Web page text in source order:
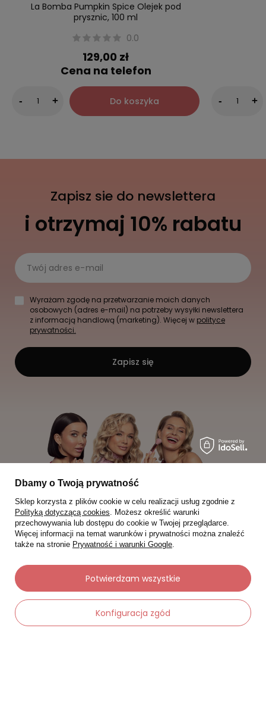
La Bomba Pumpkin Spice Olejek pod
prysznic, 100 ml
0.0
129,00 zł
Cena na telefon
- + Do koszyka - +
Zapisz sie do newslettera
i otrzymaj 10% rabatu
Twój adres e-mail
Wyrażam zgodę na przetwarzanie moich danych
osobowych (adres e-mail) na potrzeby wysyłki newslettera
z informacją handlową (marketing). Więcej w polityce
prywatności.
Zapisz się
Moje zamówienia
Status zamówienia
Śledzenie przesyłki
Dbamy o Twoją prywatność
Sklep korzysta z plików cookie w celu realizacji usług zgodnie z
Polityką dotyczącą cookies. Możesz określić warunki
przechowywania lub dostępu do cookie w Twojej przeglądarce.
Więcej informacji na temat warunków i prywatności można znaleźć
także na stronie Prywatność i warunki Google.
Konfiguracja zgód
Potwierdzam wszystkie